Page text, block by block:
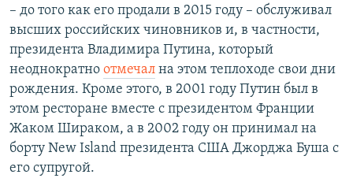
– до того как его продали в 2015 году – обслуживал
высших российских чиновников и, в частности,
президента Владимира Путина, который
неоднократно отмечал на этом теплоходе свои дни
рождения. Кроме этого, в 2001 году Путин был в
этом ресторане вместе с президентом Франции
Жаком Шираком, а в 2002 году он принимал на
борту New Island президента США Джорджа Буша с
его супругой.